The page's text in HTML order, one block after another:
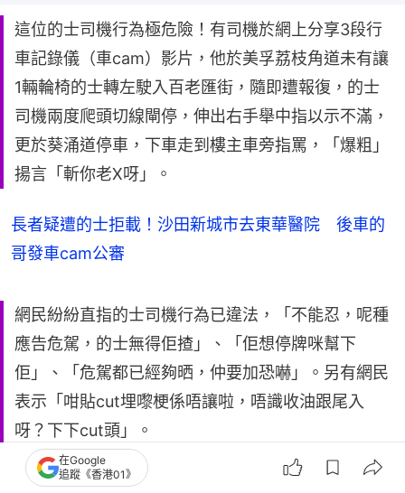
這位的士司機行為極危險！有司機於網上分享3段行
車記錄儀（車cam）影片，他於美孚荔枝角道未有讓
1輛輪椅的士轉左駛入百老匯街，隨即遭報復，的士
司機兩度爬頭切線閘停，伸出右手舉中指以示不滿，
更於葵涌道停車，下車走到樓主車旁指罵，「爆粗」
揚言「斬你老X呀」。
長者疑遭的士拒載！沙田新城市去東華醫院 後車的
哥發車cam公審
網民紛紛直指的士司機行為已違法，「不能忍，呢種
應告危駕，的士無得佢揸」、「佢想停牌咪幫下
佢」、「危駕都已經夠晒，仲要加恐嚇」。另有網民
表示「咁貼cut埋嚟梗係唔讓啦，唔識收油跟尾入
呀？下下cut頭」。
在Google
追蹤《香港01》